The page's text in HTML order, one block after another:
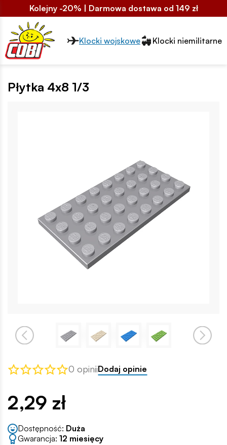
Kolejny -20% | Darmowa dostawa od 149 zł
Przełącznik segmentów2
Klocki wojskowe Klocki niemilitarne
Płytka 4x8 1/3
0 opiniiDodaj opinie
2,29 zł
Dostępność: Duża
Gwarancja: 12 miesięcy